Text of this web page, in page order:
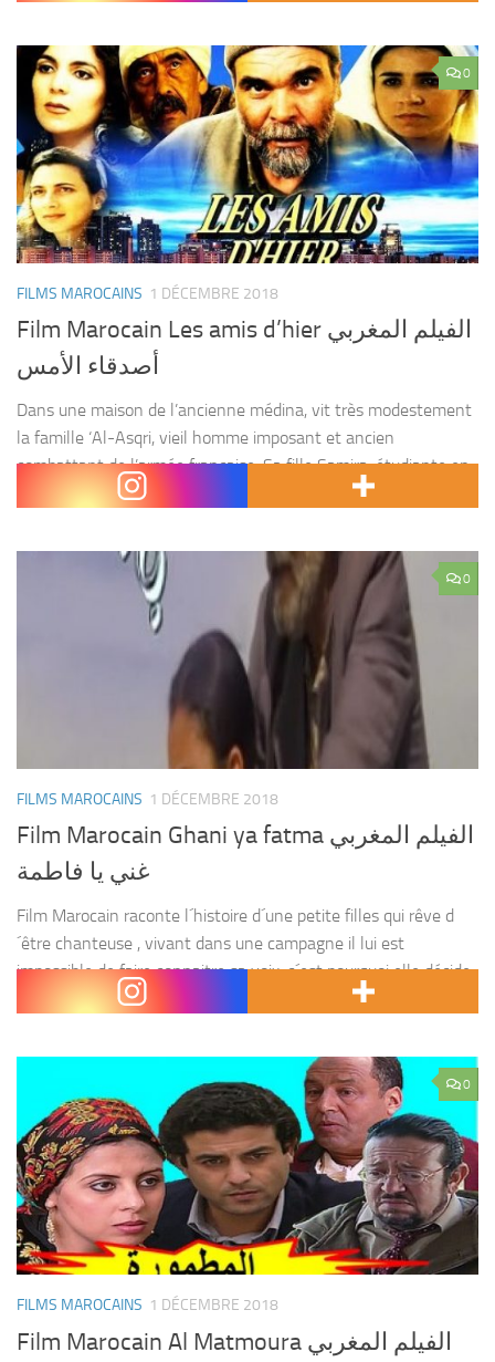
0
FILMS MAROCAINS 1 DÉCEMBRE 2018
Film Marocain Les amis d’hier الفيلم المغربي
أصدقاء الأمس
Dans une maison de l’ancienne médina, vit très modestement
la famille ‘Al-Asqri, vieil homme imposant et ancien
combattant de l’armée française. Sa fille Samira, étudiante en
droit arrête ses études pour pouvoir faire soigner...
0
FILMS MAROCAINS 1 DÉCEMBRE 2018
Film Marocain Ghani ya fatma الفيلم المغربي
غني يا فاطمة
Film Marocain raconte l´histoire d´une petite filles qui rêve d
´être chanteuse , vivant dans une campagne il lui est
impossible de faire connaitre sa voix, c´est pourquoi elle décide
de voyager à Casablanca avec...
0
FILMS MAROCAINS 1 DÉCEMBRE 2018
Film Marocain Al Matmoura الفيلم المغربي